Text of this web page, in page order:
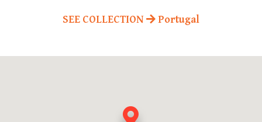
SEE COLLECTION Portugal